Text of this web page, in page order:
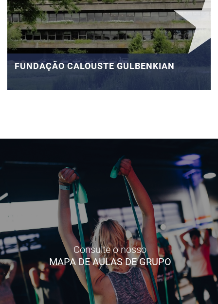
FUNDAÇÃO CALOUSTE GULBENKIAN
Consulte o nosso
MAPA DE AULAS DE GRUPO